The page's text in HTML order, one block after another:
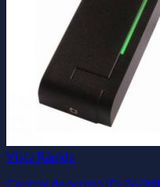
Vista Rápida
Control de acceso ID-26/34L